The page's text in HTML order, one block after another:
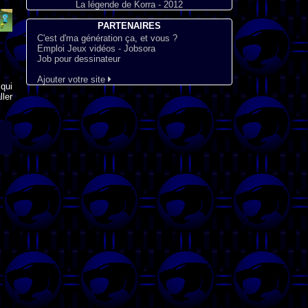
La légende de Korra - 2012
PARTENAIRES
C'est d'ma génération ça, et vous ?
Emploi Jeux vidéos - Jobsora
Job pour dessinateur
Ajouter votre site